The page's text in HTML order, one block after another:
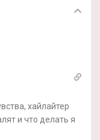
хайлайтер
и что делать я